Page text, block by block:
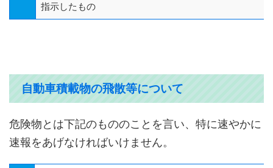
指示したもの
自動車積載物の飛散等について
危険物とは下記のもののことを言い、特に速やかに
速報をあげなければいけません。